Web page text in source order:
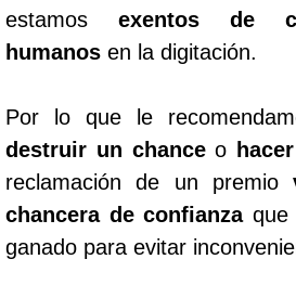
estamosexentos de
humanos en la digitación.
Por lo que le
destruir un chanceo
reclamación de un premio
chancera de confianzaque
ganado para evitar